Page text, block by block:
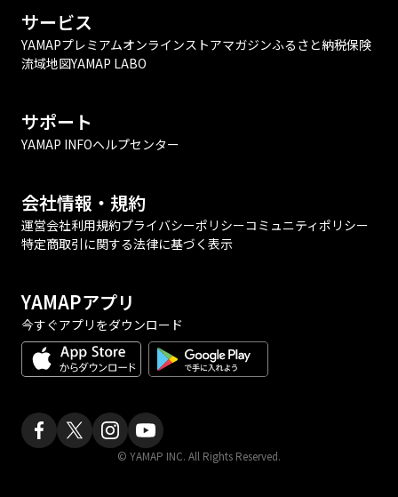
サービス
YAMAPプレミアムオンラインストアマガジンふるさと納税保険
流域地図YAMAP LABO
サポート
YAMAP INFOヘルプセンター
会社情報・規約
運営会社利用規約プライバシーポリシーコミュニティポリシー
特定商取引に関する法律に基づく表示
YAMAPアプリ
今すぐアプリをダウンロード
© YAMAP INC. All Rights Reserved.